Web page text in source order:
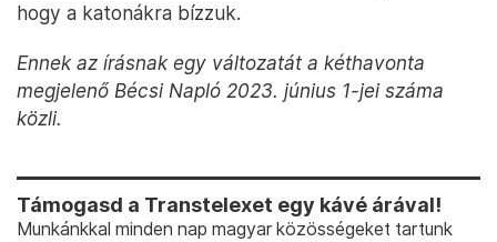
hogy a katonákra bízzuk.
Ennek az írásnak egy változatát a kéthavonta
megjelenő Bécsi Napló 2023. június 1-jei száma
közli.
Támogasd a Transtelexet egy kávé árával!
Munkánkkal minden nap magyar közösségeket tartunk